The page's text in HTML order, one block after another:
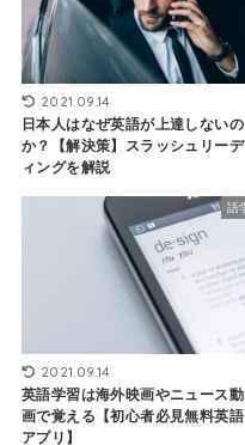
2021.09.14
日本人はなぜ英語が上達しないの
か？【解決策】スラッシュリーデ
ィングを解説
語
2021.09.14
英語学習は海外映画やニュース動
画で覚える【初心者必見無料英語
アプリ】